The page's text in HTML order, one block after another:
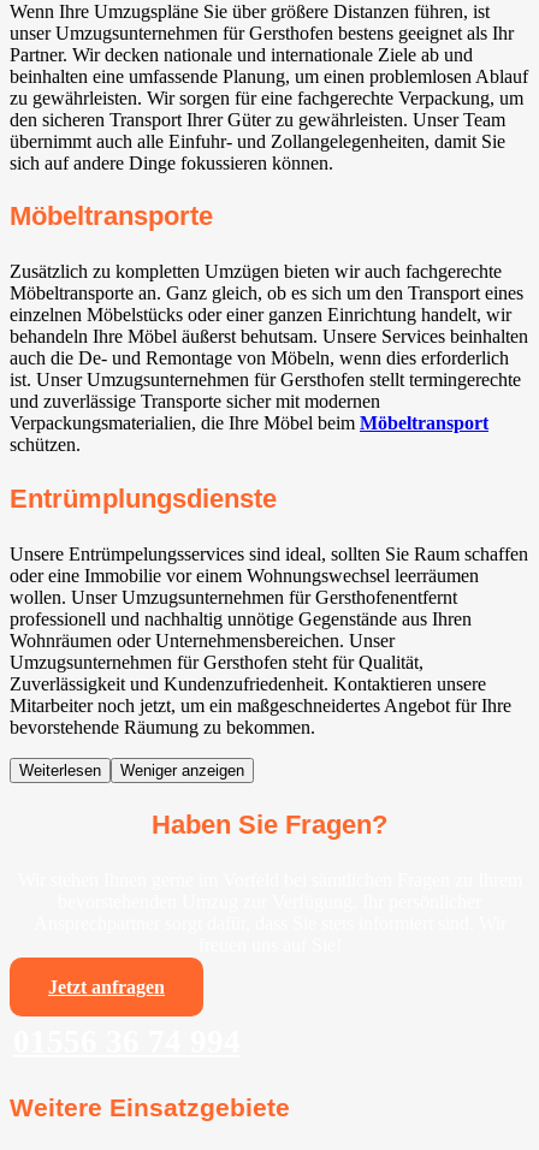
Wenn Ihre Umzugspläne Sie über größere Distanzen führen, ist
unser Umzugsunternehmen für Gersthofen bestens geeignet als Ihr
Partner. Wir decken nationale und internationale Ziele ab und
beinhalten eine umfassende Planung, um einen problemlosen Ablauf
zu gewährleisten. Wir sorgen für eine fachgerechte Verpackung, um
den sicheren Transport Ihrer Güter zu gewährleisten. Unser Team
übernimmt auch alle Einfuhr- und Zollangelegenheiten, damit Sie
sich auf andere Dinge fokussieren können.
Möbeltransporte
Zusätzlich zu kompletten Umzügen bieten wir auch fachgerechte
Möbeltransporte an. Ganz gleich, ob es sich um den Transport eines
einzelnen Möbelstücks oder einer ganzen Einrichtung handelt, wir
behandeln Ihre Möbel äußerst behutsam. Unsere Services beinhalten
auch die De- und Remontage von Möbeln, wenn dies erforderlich
ist. Unser Umzugsunternehmen für Gersthofen stellt termingerechte
und zuverlässige Transporte sicher mit modernen
Verpackungsmaterialien, die Ihre Möbel beim Möbeltransport
schützen.
Entrümplungsdienste
Unsere Entrümpelungsservices sind ideal, sollten Sie Raum schaffen
oder eine Immobilie vor einem Wohnungswechsel leerräumen
wollen. Unser Umzugsunternehmen für Gersthofenentfernt
professionell und nachhaltig unnötige Gegenstände aus Ihren
Wohnräumen oder Unternehmensbereichen. Unser
Umzugsunternehmen für Gersthofen steht für Qualität,
Zuverlässigkeit und Kundenzufriedenheit. Kontaktieren unsere
Mitarbeiter noch jetzt, um ein maßgeschneidertes Angebot für Ihre
bevorstehende Räumung zu bekommen.
Weiterlesen Weniger anzeigen
Haben Sie Fragen?
Jetzt anfragen
Weitere Einsatzgebiete